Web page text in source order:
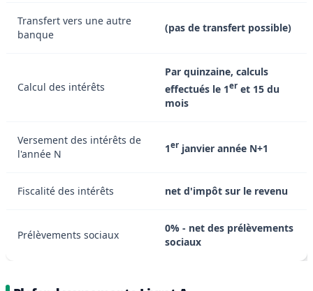
Transfert vers une autre
banque
(pas de transfert possible)
Calcul des intérêts
Par quinzaine, calculs
effectués le 1er et 15 du
mois
Versement des intérêts de
l'année N
1er janvier année N+1
Fiscalité des intérêts net d'impôt sur le revenu
Prélèvements sociaux
0% - net des prélèvements
sociaux